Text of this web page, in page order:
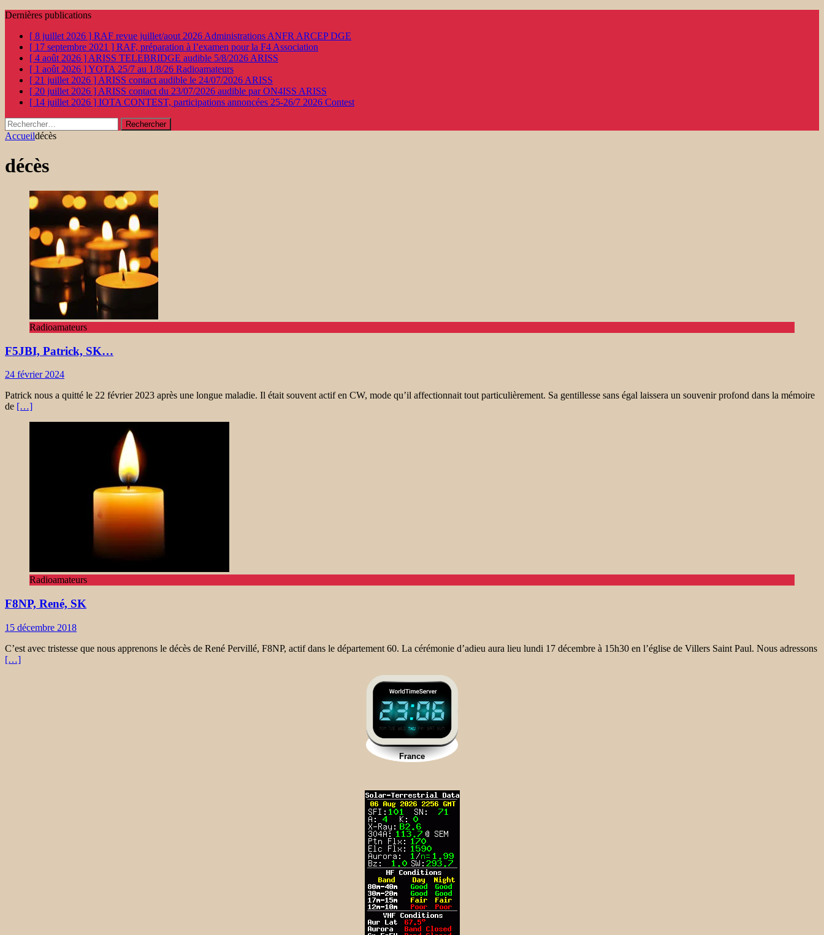
Dernières publications
[ 8 juillet 2026 ] RAF revue juillet/aout 2026 Administrations ANFR ARCEP DGE
[ 17 septembre 2021 ] RAF, préparation à l’examen pour la F4 Association
[ 4 août 2026 ] ARISS TELEBRIDGE audible 5/8/2026 ARISS
[ 1 août 2026 ]YOTA 25/7 au 1/8/26 Radioamateurs
[ 21 juillet 2026 ] ARISS contact audible le 24/07/2026 ARISS
[ 20 juillet 2026 ] ARISS contact du 23/07/2026 audible par ON4ISS ARISS
[ 14 juillet 2026 ] IOTA CONTEST, participations annoncées 25-26/7 2026 Contest
Rechercher :
Accueildécès
décès
Radioamateurs
F5JBI, Patrick, SK…
24 février 2024
Patrick nous a quitté le 22 février 2023 après une longue maladie. Il était souvent actif en CW, mode qu’il affectionnait tout particulièrement. Sa gentillesse sans égal laissera un souvenir profond dans la mémoire
de […]
Radioamateurs
F8NP, René, SK
15 décembre 2018
C’est avec tristesse que nous apprenons le décès de René Pervillé, F8NP, actif dans le département 60. La cérémonie d’adieu aura lieu lundi 17 décembre à 15h30 en l’église de Villers Saint Paul. Nous adressons
[…]